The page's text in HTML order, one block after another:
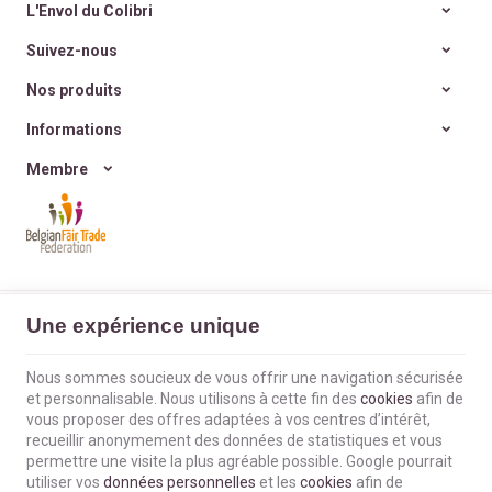
enfin du sens, porteurs de
Et si on retrouvait
excès ni culpabilité ?
efficaces et zéro déchet.
L'Envol du Colibri
Suivez-nous
Nos produits
Informations
Membre
L'Envol du Colibri | N° d'entreprise : BE0660802404 |
Contact |Conditions générales
© Copyright 2023-2026 -E-net Business, accélérateur d'e-commerce pour
commerçants, indépendants & PME
Une expérience unique
Nous sommes soucieux de vous offrir une navigation sécurisée
et personnalisable. Nous utilisons à cette fin des cookies afin de
vous proposer des offres adaptées à vos centres d’intérêt,
recueillir anonymement des données de statistiques et vous
permettre une visite la plus agréable possible. Google pourrait
utiliser vos données personnelles et les cookies afin de